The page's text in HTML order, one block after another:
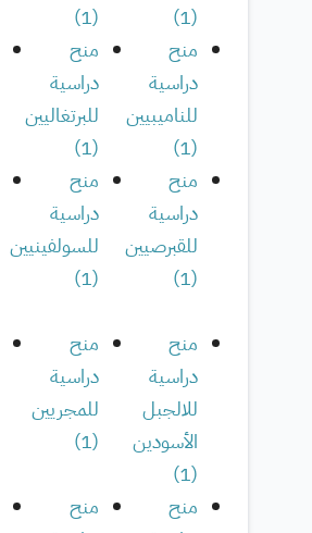
(
1
)
(
1
)
منح
دراسية
للناميبيين
(
1
)
منح
دراسية
للبرتغاليين
(
1
)
منح
دراسية
للقبرصيين
(
1
)
منح
دراسية
للسولفينيين
(
1
)
منح
دراسية
للالجبل
الأسودين
(
1
)
منح
دراسية
للمجريين
(
1
)
منح
منح